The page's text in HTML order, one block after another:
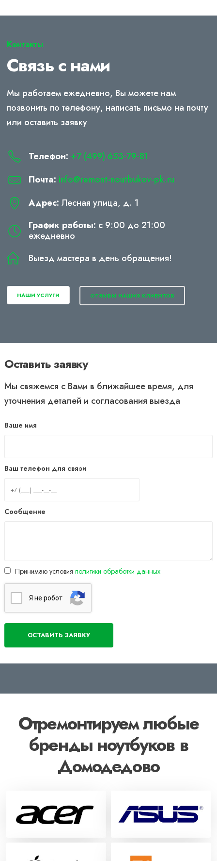
Контакты
Связь с нами
Мы работаем ежедневно, Вы можете нам
позвонить по телефону, написать письмо на почту
или оставить заявку
Телефон: +7 (499) 653-79-81
Почта: info@remont-noutbukov-pk.ru
Адрес: Лесная улица, д. 1
График работы: с 9:00 до 21:00
ежедневно
Выезд мастера в день обращения!
НАШИ УСЛУГИ ОТЗЫВЫ НАШИХ КЛИЕНТОВ
Оставить заявку
Мы свяжемся с Вами в ближайшее время, для
уточнения деталей и согласования выезда
Ваше имя
Ваш телефон для связи
Сообщение
Принимаю условия политики обработки данных
Я нe poбoт
Отремонтируем любые
бренды ноутбуков в
Домодедово